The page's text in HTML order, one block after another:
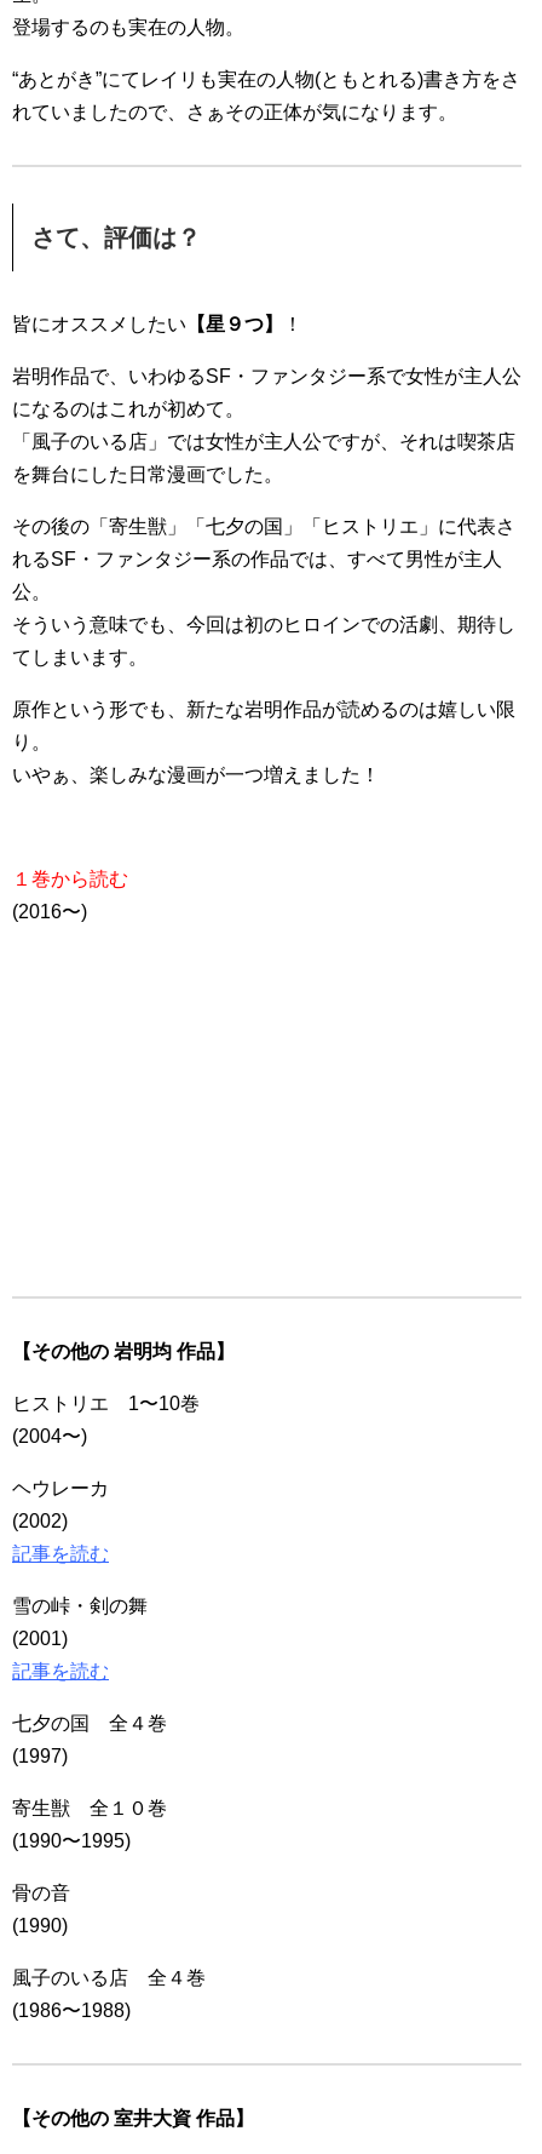
登場するのも実在の人物。
“あとがき”にてレイリも実在の人物(ともとれる)書き方をさ
れていましたので、さぁその正体が気になります。
さて、評価は？
皆にオススメしたい 【星９つ】 ！
岩明作品で、いわゆるSF・ファンタジー系で女性が主人公
になるのはこれが初めて。
「風子のいる店」では女性が主人公ですが、それは喫茶店
を舞台にした日常漫画でした。
その後の「寄生獣」「七夕の国」「ヒストリエ」に代表さ
れるSF・ファンタジー系の作品では、すべて男性が主人
公。
そういう意味でも、今回は初のヒロインでの活劇、期待し
てしまいます。
原作という形でも、新たな岩明作品が読めるのは嬉しい限
り。
いやぁ、楽しみな漫画が一つ増えました！
１巻から読む
(2016〜)
【その他の 岩明均 作品】
ヒストリエ 1〜10巻
(2004〜)
ヘウレーカ
(2002)
記事を読む
雪の峠・剣の舞
(2001)
記事を読む
七夕の国 全４巻
(1997)
寄生獣 全１０巻
(1990〜1995)
骨の音
(1990)
風子のいる店 全４巻
(1986〜1988)
【その他の 室井大資 作品】